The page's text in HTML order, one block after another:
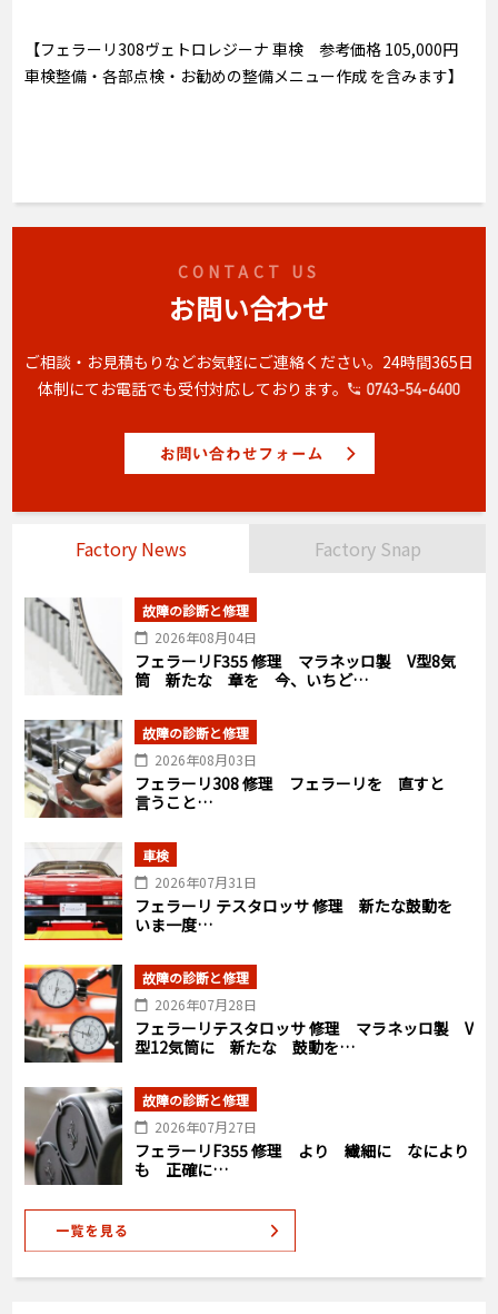
【フェラーリ308ヴェトロレジーナ 車検 参考価格 105,000円
車検整備・各部点検・お勧めの整備メニュー作成 を含みます】
CONTACT US
お問い合わせ
ご相談・お見積もりなどお気軽にご連絡ください。 24時間365日
体制にてお電話でも受付対応しております。
Factory News Factory Snap
故障の診断と修理
2026年08月04日
フェラーリF355 修理 マラネッロ製 V型8気
筒 新たな 章を 今、いちど…
故障の診断と修理
2026年08月03日
フェラーリ308 修理 フェラーリを 直すと
言うこと…
車検
2026年07月31日
フェラーリ テスタロッサ 修理 新たな鼓動を
いま一度…
故障の診断と修理
2026年07月28日
フェラーリテスタロッサ 修理 マラネッロ製 V
型12気筒に 新たな 鼓動を…
故障の診断と修理
2026年07月27日
フェラーリF355 修理 より 繊細に なにより
も 正確に…